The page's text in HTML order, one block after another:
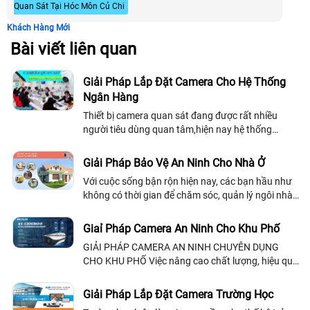
Quan Sát Tại Hóc Môn Củ Chi
Khách Hàng Mới
Bài viết liên quan
Giải Pháp Lắp Đặt Camera Cho Hệ Thống
Ngân Hàng
Thiết bị camera quan sát đang được rất nhiều
người tiêu dùng quan tâm,hiện nay hệ thống
nhỏ khác nhau như: công trình xây...
Giải Pháp Bảo Vệ An Ninh Cho Nhà Ở
Với cuộc sống bận rộn hiện nay, các bạn hầu như
không có thời gian để chăm sóc, quản lý ngôi nhà
công việc riêng của mỗi người…
Giaỉ Pháp Camera An Ninh Cho Khu Phố
GIẢI PHÁP CAMERA AN NINH CHUYÊN DỤNG
CHO KHU PHỐ Việc nâng cao chất lượng, hiệu quả
phòng chống tội phạm, an toàn giao thông và trật
tự đô thị tại địa bàn là điều vô cùng cần thiết. Tuy
Giải Pháp Lắp Đặt Camera Trường Học